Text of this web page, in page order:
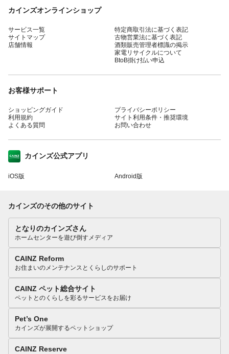
カインズオンラインショップ
サービス一覧
サイトマップ
店舗情報
特定商取引法に基づく表記
古物営業法に基づく表記
酒類販売管理者標識の掲示
家電リサイクルについて
BtoB掛け払い申込
お客様サポート
ショッピングガイド
利用規約
よくある質問
プライバシーポリシー
サイト利用条件・推奨環境
お問い合わせ
カインズ公式アプリ
iOS版 Android版
カインズのその他のサイト
となりのカインズさん
ホームセンターを遊び倒すメディア
CAINZ Reform
お住まいのメンテナンスとくらしのサポート
CAINZ ペット総合サイト
ペットとのくらしを彩るサービスをお届け
Pet’s One
カインズが展開するペットショップ
CAINZ Reserve